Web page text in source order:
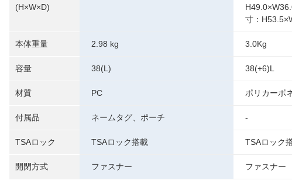
(H×W×D)
本体重量
容量
材質
付属品
TSAロック
開閉方式
2.98 kg
38(L)
PC
ネームタグ、ポーチ
TSAロック搭載
ファスナー
寸：
3.0Kg
38(+6)L
ポリカーボ
-
TSAロック
ファスナー